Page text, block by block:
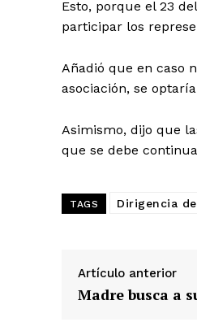
Esto, porque el 23
participar los
Añadió que en caso
asociación, se
Asimismo, dijo que
que se debe
TAGS Dirigencia
Artículo anterior
Madre busca a